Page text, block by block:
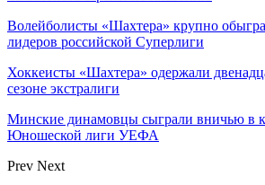
Волейболисты «Шахтера» крупно
лидеров российской Суперлиги
Хоккеисты «Шахтера» одержали
сезоне экстралиги
Минские динамовцы сыграли вничью в
Юношеской лиги УЕФА
Prev Next